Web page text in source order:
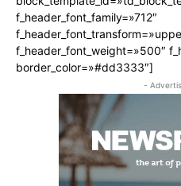
f_header_font_family=»712″
f_header_font_weight=»500″
border_color=»#dd3333″]
-